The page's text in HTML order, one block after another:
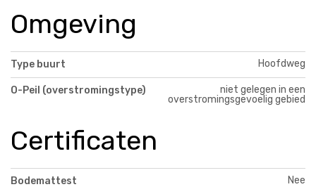
Omgeving
Type buurt Hoofdweg
O-Peil (overstromingstype)
niet gelegen in een
overstromingsgevoelig gebied
Certificaten
Bodemattest Nee